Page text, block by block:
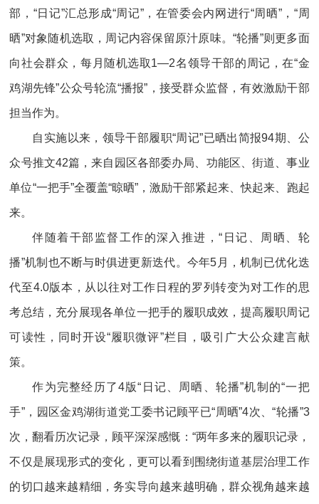
部，“日记”汇总形成“周记”，在管委会内网进行“周晒”，“周
晒”对象随机选取，周记内容保留原汁原味。“轮播”则更多面
向社会群众，每月随机选取1—2名领导干部的周记，在“金
鸡湖先锋”公众号轮流“播报”，接受群众监督，有效激励干部
担当作为。
自实施以来，领导干部履职“周记”已晒出简报94期、公
众号推文42篇，来自园区各部委办局、功能区、街道、事业
单位“一把手”全覆盖“晾晒”，激励干部紧起来、快起来、跑起
来。
伴随着干部监督工作的深入推进，“日记、周晒、轮
播”机制也不断与时俱进更新迭代。今年5月，机制已优化迭
代至4.0版本，从以往对工作日程的罗列转变为对工作的思
考总结，充分展现各单位一把手的履职成效，提高履职周记
可读性，同时开设“履职微评”栏目，吸引广大公众建言献
策。
作为完整经历了4版“日记、周晒、轮播”机制的“一把
手”，园区金鸡湖街道党工委书记顾平已“周晒”4次、“轮播”3
次，翻看历次记录，顾平深深感慨：“两年多来的履职记录，
不仅是展现形式的变化，更可以看到围绕街道基层治理工作
的切口越来越精细，务实导向越来越明确，群众视角越来越